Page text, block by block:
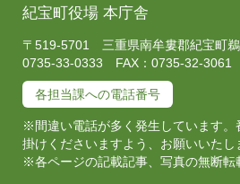
紀宝町役場 本庁舎
〒519-5701 三重県南牟婁郡紀宝町
0735-33-0333 FAX：0735-32-3061
各担当課への電話番号
※間違い電話が多く発生しています。
掛けくださいますよう、お願いいたし
※各ページの記載記事、写真の無断転